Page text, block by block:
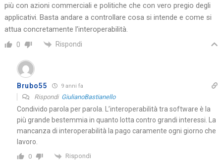
più con azioni commerciali e politiche che con vero pregio degli
applicativi. Basta andare a controllare cosa si intende e come si
attua concretamente l’interoperabilità.
0 Rispondi
Brubo55 9 anni fa
Rispondi GiulianoBastianello
Condivido parola per parola. L’interoperabilità tra software è la
più grande bestemmia in quanto lotta contro grandi interessi. La
mancanza di interoperabilità la pago caramente ogni giorno che
lavoro.
0 Rispondi